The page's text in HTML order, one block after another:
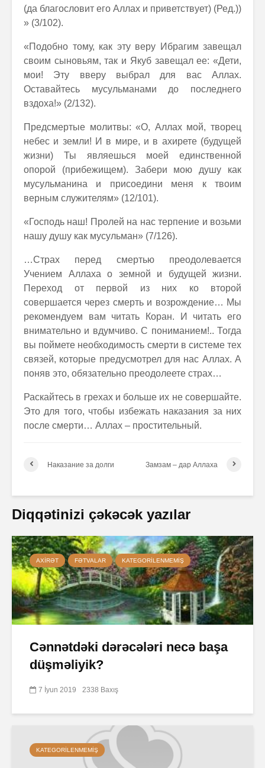
(да благословит его Аллах и приветствует) (Ред.))
» (3/102).
«Подобно тому, как эту веру Ибрагим завещал
своим сыновьям, так и Якуб завещал ее: «Дети,
мои! Эту вверу выбрал для вас Аллах.
Оставайтесь мусульманами до последнего
вздоха!» (2/132).
Предсмертые молитвы: «О, Аллах мой, творец
небес и земли! И в мире, и в ахирете (будущей
жизни) Ты являешься моей единственной
опорой (прибежищем). Забери мою душу как
мусульманина и присоедини меня к твоим
верным служителям» (12/101).
«Господь наш! Пролей на нас терпение и возьми
нашу душу как мусульман» (7/126).
…Страх перед смертью преодолевается
Учением Аллаха о земной и будущей жизни.
Переход от первой из них ко второй
совершается через смерть и возрождение… Мы
рекомендуем вам читать Коран. И читать его
внимательно и вдумчиво. С пониманием!.. Тогда
вы поймете необходимость смерти в системе тех
связей, которые предусмотрел для нас Аллах. А
поняв это, обязательно преодолеете страх…
Раскайтесь в грехах и больше их не совершайте.
Это для того, чтобы избежать наказания за них
после смерти… Аллах – простительный.
Наказание за долги Замзам – дар Аллаха
Diqqətinizi çəkəcək yazılar
AXIRƏT FƏTVALAR KATEGORILENMEMIŞ
Cənnətdəki dərəcələri necə başa
düşməliyik?
7 İyun 2019 2338 Baxış
KATEGORILENMEMIŞ